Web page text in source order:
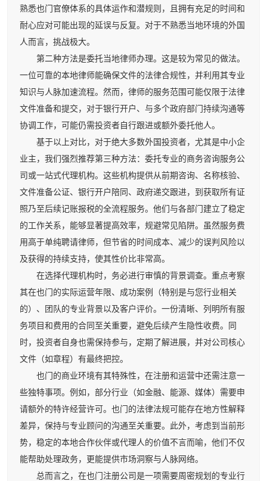
熟悉也门官僚体系的具体运作和潜规则，且拥有充足的时间和
耐心应对可能出现的延误与反复。对于不熟悉当地环境的外国
人而言，挑战极大。
第二种方法是委托当地律师办理。这是较为常见的做法。
一位可靠的本地律师能确保文件的法律合规性，并利用其专业
知识与人脉加速流程。然而，律师的服务范围可能仅限于法律
文件准备和提交，对于银行开户、与多个政府部门持续沟通等
协调工作，可能仍需投资者自行跟进或额外委托他人。
基于以上对比，对于绝大多数外国投资者，尤其是中小企
业主，我们强烈推荐第三种方法：委托专业的商务咨询服务公
司或一站式代理机构。这些机构提供从前期咨询、名称核验、
文件准备公证、银行开户陪同、政府递交跟进，到获取所有证
照乃至后续记账报税的全流程服务。他们与各部门建立了稳定
的工作关系，能够显著提高效率，规避常见陷阱。虽然服务费
用高于单纯聘请律师，但节省的时间成本、减少的误判风险以
及获得的持续支持，使其性价比非常高。
在选择代理机构时，务必进行审慎的背景调查。重点考察
其在也门的实际运营年限、成功案例（特别是与您行业相关
的）、团队的专业背景以及客户评价。一份清晰、列明所有服
务项目和费用的合同至关重要，避免后续产生隐性收费。同
时，投资者自身也需保持参与，定期了解进展，并对公司核心
文件（如章程）有最终把控。
也门的商业环境有其特殊性，在注册和运营中还需注意一
些独特事项。例如，部分行业（如金融、能源、媒体）需要申
请额外的特许经营许可。也门的法律法规可能存在地方性解释
差异，保持与专业顾问的沟通至关重要。此外，考虑到当前形
势，稳定的本地合作伙伴或代理人的价值不言而喻，他们不仅
能帮助处理政务，更能提供市场洞察与人脉网络。
总而言之，在也门注册公司是一项需要周密规划的专业行